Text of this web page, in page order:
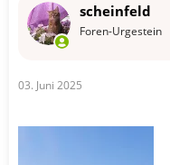
e
n
scheinfeld
Foren-Urgestein
03. Juni 2025